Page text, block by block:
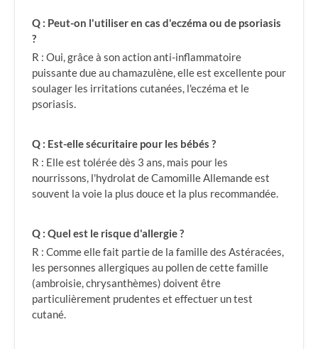
Q : Peut-on l'utiliser en cas d'eczéma ou de psoriasis
?
R : Oui, grâce à son action anti-inflammatoire
puissante due au chamazulène, elle est excellente pour
soulager les irritations cutanées, l'eczéma et le
psoriasis.
Q : Est-elle sécuritaire pour les bébés ?
R : Elle est tolérée dès 3 ans, mais pour les
nourrissons, l'hydrolat de Camomille Allemande est
souvent la voie la plus douce et la plus recommandée.
Q : Quel est le risque d'allergie ?
R : Comme elle fait partie de la famille des Astéracées,
les personnes allergiques au pollen de cette famille
(ambroisie, chrysanthèmes) doivent être
particulièrement prudentes et effectuer un test
cutané.